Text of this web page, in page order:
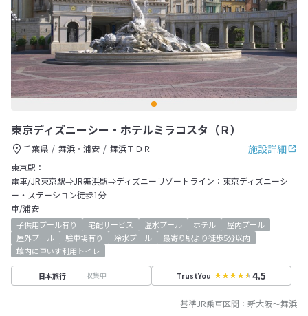
東京ディズニーシー・ホテルミラコスタ（Ｒ）
施設詳細
千葉県 舞浜・浦安
舞浜ＴＤＲ
東京駅：
電車/JR東京駅⇒JR舞浜駅⇒ディズニーリゾートライン：東京ディズニーシ
ー・ステーション徒歩1分
車/浦安
子供用プール有り 宅配サービス 温水プール ホテル
屋内プール
屋外プール
駐車場有り 冷水プール
最寄り駅より徒歩5分以内
館内に車いす利用トイレ
日本旅行 収集中 TrustYou 4.5
基準JR乗車区間： 新大阪～舞浜